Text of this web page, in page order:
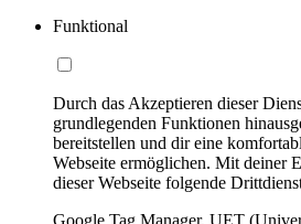
Funktional
Durch das Akzeptieren dieser
grundlegenden Funktionen
bereitstellen und dir eine
Webseite ermöglichen. Mit deiner
dieser Webseite folgende